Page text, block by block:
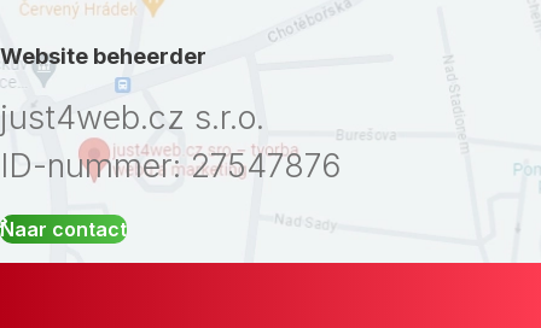
Website beheerder
just4web.cz s.r.o.
ID-nummer: 27547876
Naar contact